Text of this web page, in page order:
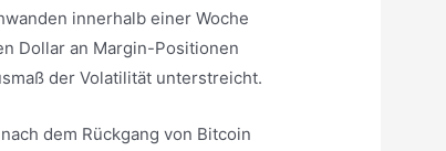
innerhalb einer Woche
Dollar an Margin-Positionen
der Volatilität unterstreicht.
dem Rückgang von Bitcoin